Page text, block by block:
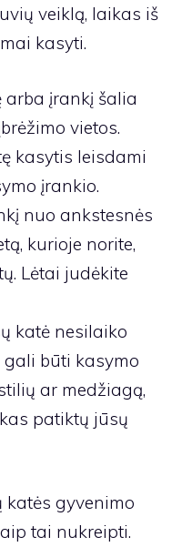
veiklą, laikas iš
kasyti.
arba įrankį šalia
vietos.
kasytis leisdami
įrankio.
nuo ankstesnės
kurioje norite,
Lėtai judėkite
katė nesilaiko
būti kasymo
ar medžiagą,
patiktų jūsų
gyvenimo
tai nukreipti.